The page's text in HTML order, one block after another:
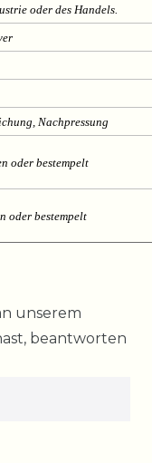
oder des Handels.
Nachpressung
oder bestempelt
oder bestempelt
unserem
beantworten